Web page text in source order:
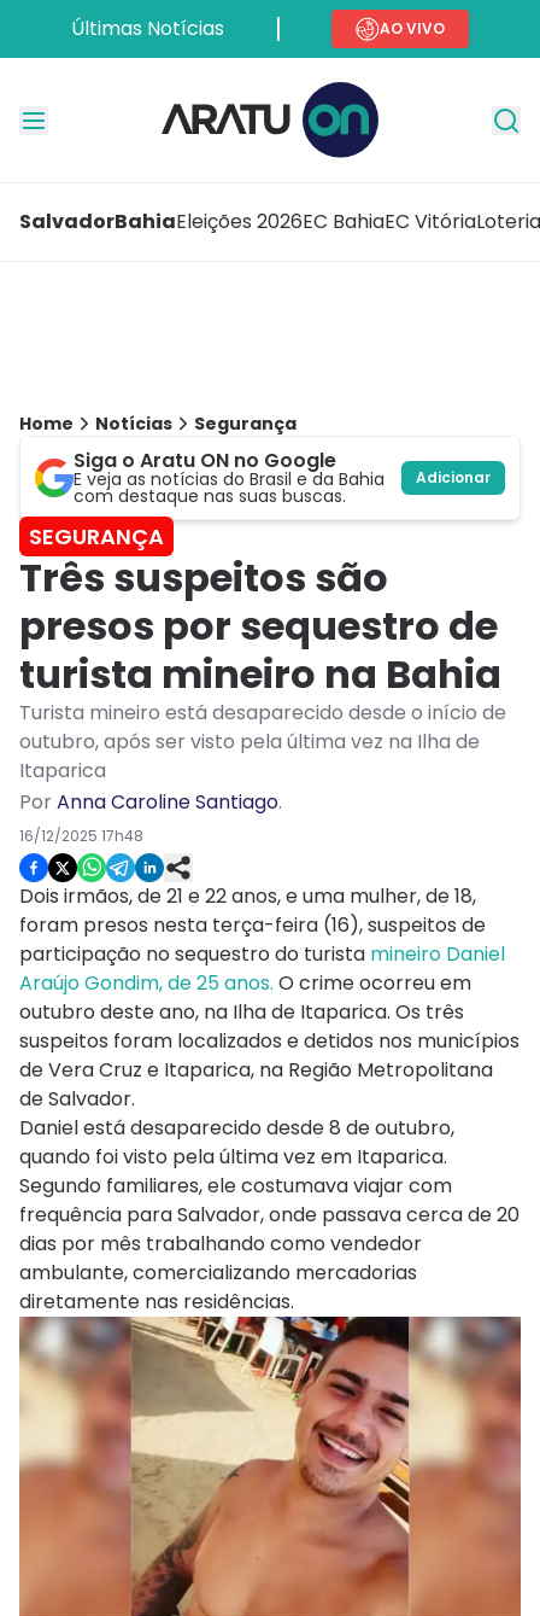
Últimas Notícias AO VIVO
SalvadorBahiaEleições 2026EC BahiaEC Vitória
Home Notícias Segurança
Siga o Aratu ON no Google
E veja as notícias do Brasil e da Bahia
com destaque nas suas buscas.
Adicionar
SEGURANÇA
Três suspeitos são
presos por sequestro de
turista mineiro na Bahia
Turista mineiro está desaparecido desde o início de
outubro, após ser visto pela última vez na Ilha de
Itaparica
PorAnna Caroline Santiago.
16/12/2025 17h48
Dois irmãos, de 21 e 22 anos, e uma mulher, de 18,
foram presos nesta terça-feira (16), suspeitos de
participação no sequestro do turista mineiro Daniel
Araújo Gondim, de 25 anos. O crime ocorreu em
outubro deste ano, na Ilha de Itaparica. Os três
suspeitos foram localizados e detidos nos municípios
de Vera Cruz e Itaparica, na Região Metropolitana
de Salvador.
Daniel está desaparecido desde 8 de outubro,
quando foi visto pela última vez em Itaparica.
Segundo familiares, ele costumava viajar com
frequência para Salvador, onde passava cerca de 20
dias por mês trabalhando como vendedor
ambulante, comercializando mercadorias
diretamente nas residências.